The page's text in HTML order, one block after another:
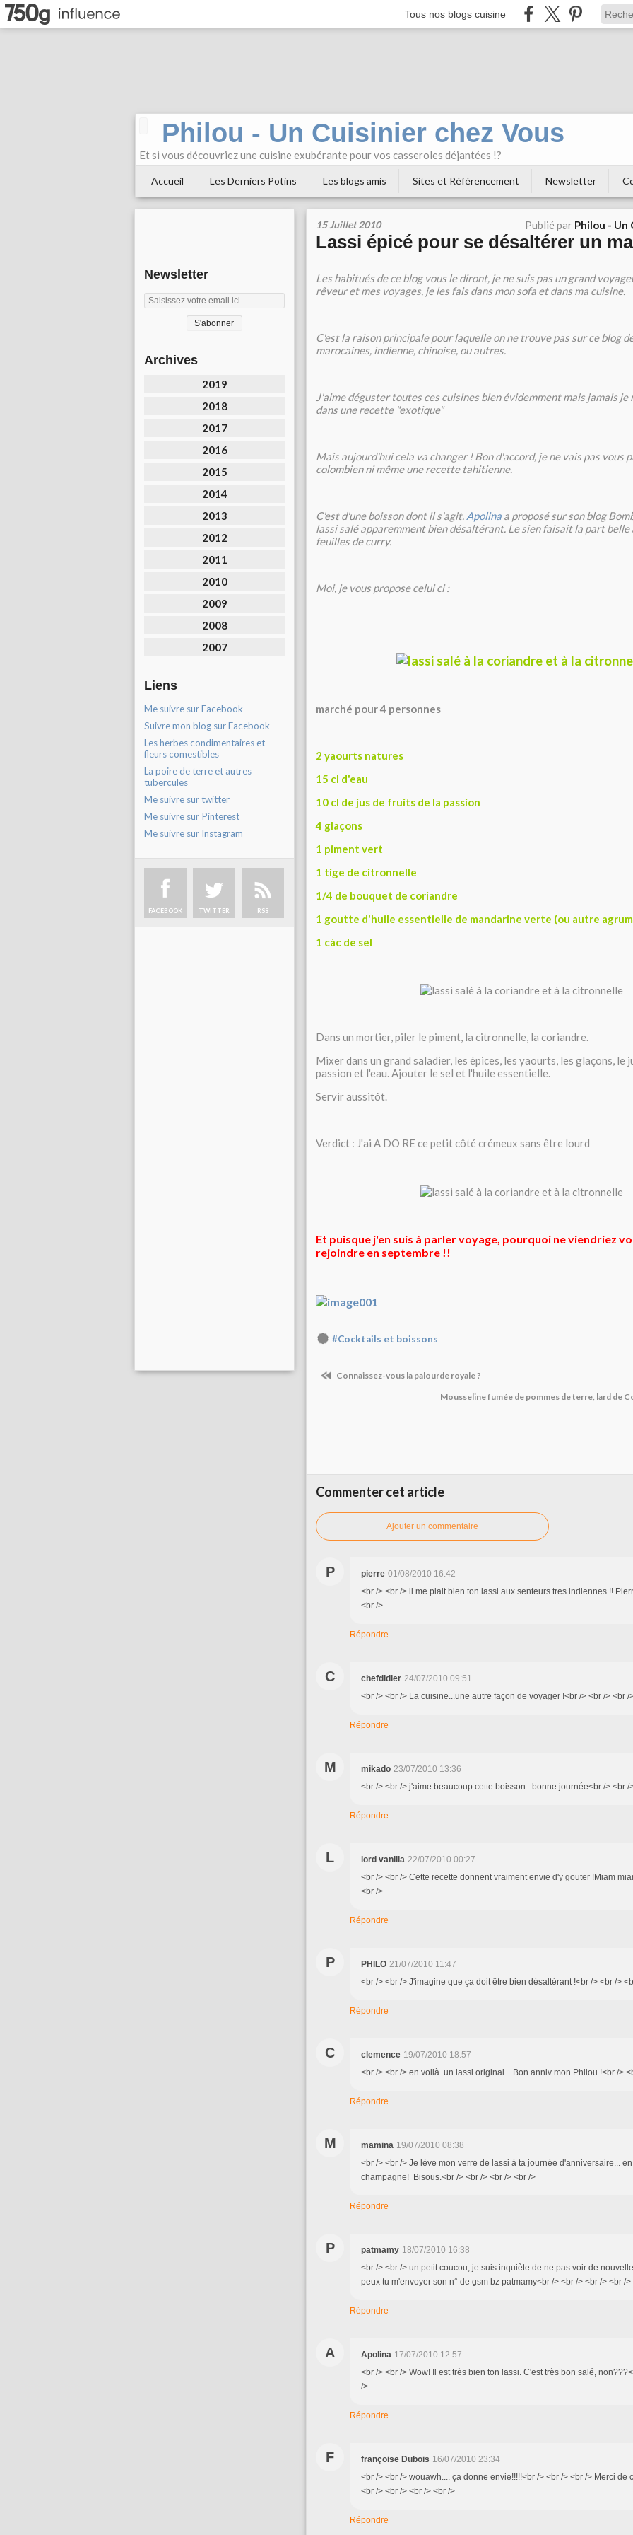
Tous nos blogs cuisine
Philou - Un Cuisinier chez Vous
Et si vous découvriez une cuisine exubérante pour vos casseroles déjantées !?
Accueil Les Derniers Potins Les blogs amis Sites et Référencement Newsletter
Newsletter
Archives
2019
2018
2017
2016
2015
2014
2013
2012
2011
2010
2009
2008
2007
Liens
Me suivre sur Facebook
Suivre mon blog sur Facebook
Les herbes condimentaires et
fleurs comestibles
La poire de terre et autres
tubercules
Me suivre sur twitter
Me suivre sur Pinterest
Me suivre sur Instagram
FACEBOOK TWITTER RSS
15 Juillet 2010 Publié par Philou - Un
Lassi épicé pour se désaltérer un
Les habitués de ce blog vous le diront, je ne suis pas un grand
rêveur et mes voyages, je les fais dans mon sofa et dans ma cuisine.
C'est la raison principale pour laquelle on ne trouve pas sur ce blog
marocaines, indienne, chinoise, ou autres.
J'aime déguster toutes ces cuisines bien évidemment mais jamais je
dans une recette "exotique"
Mais aujourd'hui cela va changer ! Bon d'accord, je ne vais pas vous
colombien ni même une recette tahitienne.
C'est d'une boisson dont il s'agit. Apolina a proposé sur son blog
lassi salé apparemment bien désaltérant. Le sien faisait la part belle
feuilles de curry.
Moi, je vous propose celui ci :
marché pour 4 personnes
2 yaourts natures
15 cl d'eau
10 cl de jus de fruits de la passion
4 glaçons
1 piment vert
1 tige de citronnelle
1/4 de bouquet de coriandre
1 goutte d'huile essentielle de mandarine verte (ou autre
1 càc de sel
Dans un mortier, piler le piment, la citronnelle, la coriandre.
Mixer dans un grand saladier, les épices, les yaourts, les glaçons, le
passion et l'eau. Ajouter le sel et l'huile essentielle.
Servir aussitôt.
Verdict : J'ai A DO RE ce petit côté crémeux sans être lourd
Et puisque j'en suis à parler voyage, pourquoi ne viendriez
rejoindre en septembre !!
#Cocktails et boissons
Connaissez-vous la palourde royale ?
Mousseline fumée de pommes de terre, lard de
Commenter cet article
Ajouter un commentaire
P pierre 01/08/2010 16:42
<br /> <br /> il me plait bien ton lassi aux senteurs tres indiennes !!
<br />
Répondre
C chefdidier 24/07/2010 09:51
<br /> <br /> La cuisine...une autre façon de voyager !<br /> <br /> <br /
Répondre
M mikado 23/07/2010 13:36
<br /> <br /> j'aime beaucoup cette boisson...bonne journée<br /> <br /
Répondre
L lord vanilla 22/07/2010 00:27
<br /> <br /> Cette recette donnent vraiment envie d'y gouter !Miam
<br />
Répondre
P PHILO 21/07/2010 11:47
<br /> <br /> J'imagine que ça doit être bien désaltérant !<br /> <br />
Répondre
C clemence 19/07/2010 18:57
<br /> <br /> en voilà un lassi original... Bon anniv mon Philou !<br />
Répondre
M mamina 19/07/2010 08:38
<br /> <br /> Je lève mon verre de lassi à ta journée d'anniversaire...
champagne! Bisous.<br /> <br /> <br /> <br />
Répondre
P patmamy 18/07/2010 16:38
<br /> <br /> un petit coucou, je suis inquiète de ne pas voir de
peux tu m'envoyer son n° de gsm bz patmamy<br /> <br /> <br /> <br />
Répondre
A Apolina 17/07/2010 12:57
<br /> <br /> Wow! Il est très bien ton lassi. C'est très bon salé,
/>
Répondre
F françoise Dubois 16/07/2010 23:34
<br /> <br /> wouawh.... ça donne envie!!!!!<br /> <br /> <br /> Merci de
<br /> <br /> <br /> <br />
Répondre